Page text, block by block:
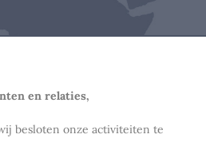
en relaties,
besloten onze activiteiten te